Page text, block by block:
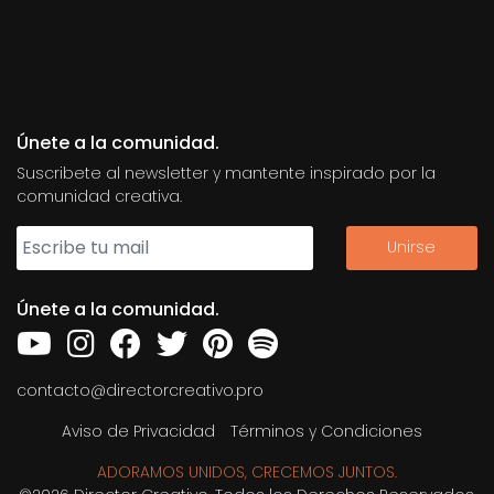
Únete a la comunidad.
Suscribete al newsletter y mantente inspirado por la
comunidad creativa.
Únete a la comunidad.
contacto@directorcreativo.pro
Aviso de Privacidad
Términos y Condiciones
ADORAMOS UNIDOS, CRECEMOS JUNTOS.